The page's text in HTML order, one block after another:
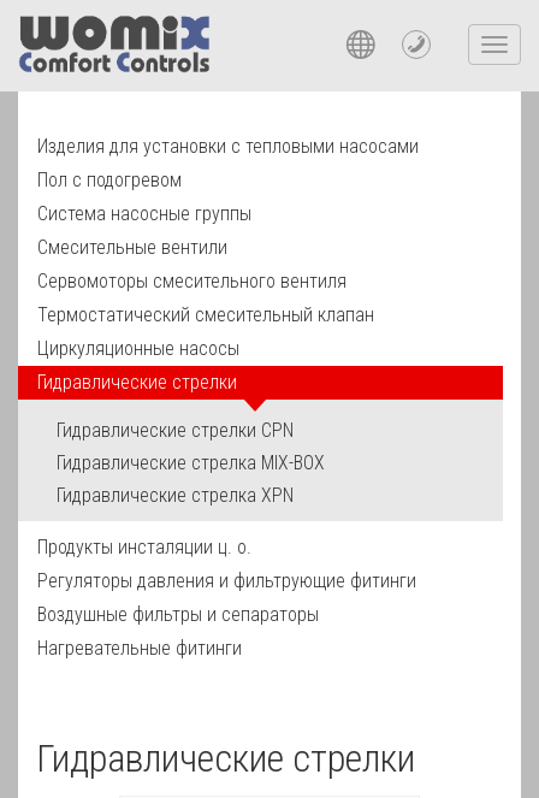
Изделия для установки с тепловыми насосами
Пол с подогревом
Система насосные группы
Смесительные вентили
Сервомоторы смесительного вентиля
Термостатический смесительный клапан
Циркуляционные насосы
Гидравлические стрелки
Гидравлические стрелки CPN
Гидравлические стрелкa MIX-BOX
Гидравлические стрелкa XPN
Продукты инсталяции ц. о.
Регуляторы давления и фильтрующие фитинги
Воздушные фильтры и сепараторы
Нагревательные фитинги
Гидравлические стрелки